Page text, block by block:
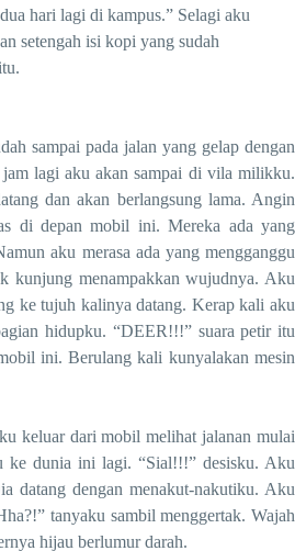
hari lagi di kampus.” Selagi aku
setengah isi kopi yang sudah
pada jalan yang gelap dengan
lagi aku akan sampai di vila milikku.
dan akan berlangsung lama. Angin
di depan mobil ini. Mereka ada yang
aku merasa ada yang mengganggu
kunjung menampakkan wujudnya. Aku
ke tujuh kalinya datang. Kerap kali aku
hidupku. “DEER!!!” suara petir itu
ini. Berulang kali kunyalakan mesin
dari mobil melihat jalanan mulai
ke dunia ini lagi. “Sial!!!” desisku. Aku
datang dengan menakut-nakutiku. Aku
tanyaku sambil menggertak. Wajah
hijau berlumur darah.